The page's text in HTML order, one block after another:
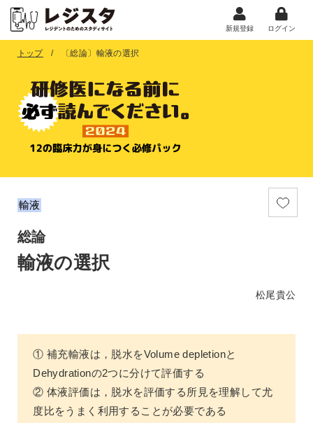
新規登録 ログイン
トップ 〔総論〕輸液の選択
輸液
総論
輸液の選択
松尾貴公
① 補充輸液は，脱水をVolume depletionと
Dehydrationの2つに分けて評価する
② 体液評価は，脱水を評価する所見を理解して尤
度比をうまく利用することが必要である